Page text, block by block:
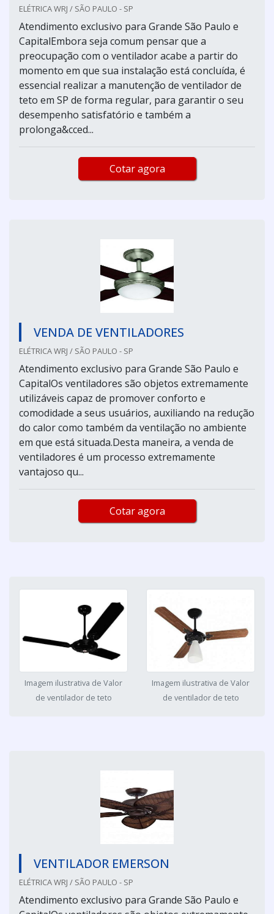
ELÉTRICA WRJ / SÃO PAULO - SP
Atendimento exclusivo para Grande São Paulo e
CapitalEmbora seja comum pensar que a
preocupação com o ventilador acabe a partir do
momento em que sua instalação está concluída, é
essencial realizar a manutenção de ventilador de
teto em SP de forma regular, para garantir o seu
desempenho satisfatório e também a
prolonga&cced...
Cotar agora
VENDA DE VENTILADORES
ELÉTRICA WRJ / SÃO PAULO - SP
Atendimento exclusivo para Grande São Paulo e
CapitalOs ventiladores são objetos extremamente
utilizáveis capaz de promover conforto e
comodidade a seus usuários, auxiliando na redução
do calor como também da ventilação no ambiente
em que está situada.Desta maneira, a venda de
ventiladores é um processo extremamente
vantajoso qu...
Cotar agora
Imagem ilustrativa de Valor
de ventilador de teto
Imagem ilustrativa de Valor
de ventilador de teto
VENTILADOR EMERSON
ELÉTRICA WRJ / SÃO PAULO - SP
Atendimento exclusivo para Grande São Paulo e